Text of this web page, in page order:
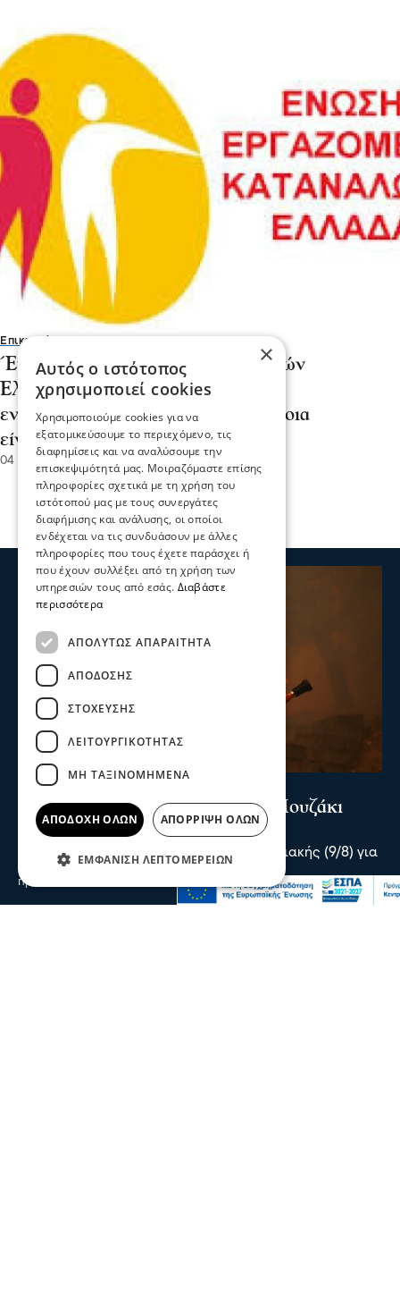
Επικαιρότητα
Ένωση Εργαζομένων Καταναλωτών
Ελλάδας- Έφυγε νωρίτερα ο
ενοικιαστής: Τι μου οφείλει και ποια
είναι τα δικαιώματά μου;
04 Ιου 2026, 20:36
Επικαιρότητα
Συναγερμός για πυρκαγιά στο Μουζάκι
Ηλείας
Συναγερμός σήμανε το απόγευμα της Κυριακής (9/8) για
πυρκαγιά στο χωριό Μουζάκι Ηλείας.
πριν 2 λεπτά
×
Αυτός ο ιστότοπος
χρησιμοποιεί cookies
Χρησιμοποιούμε cookies για να
εξατομικεύσουμε το περιεχόμενο, τις
διαφημίσεις και να αναλύσουμε την
επισκεψιμότητά μας. Μοιραζόμαστε επίσης
πληροφορίες σχετικά με τη χρήση του
ιστότοπού μας με τους συνεργάτες
διαφήμισης και ανάλυσης, οι οποίοι
ενδέχεται να τις συνδυάσουν με άλλες
πληροφορίες που τους έχετε παράσχει ή
που έχουν συλλέξει από τη χρήση των
υπηρεσιών τους από εσάς. Διαβάστε
περισσότερα
ΑΠΟΛΎΤΩΣ ΑΠΑΡΑΊΤΗΤΑ
ΑΠΌΔΟΣΗΣ
ΣΤΌΧΕΥΣΗΣ
ΛΕΙΤΟΥΡΓΙΚΌΤΗΤΑΣ
ΜΗ ΤΑΞΙΝΟΜΗΜΈΝΑ
ΑΠΟΔΟΧΉ ΌΛΩΝ ΑΠΌΡΡΙΨΗ ΌΛΩΝ
ΕΜΦΆΝΙΣΗ ΛΕΠΤΟΜΕΡΕΙΏΝ